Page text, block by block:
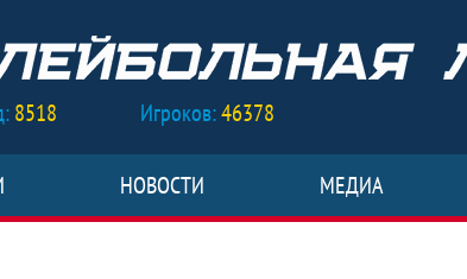
8518 Игроков:46378
НОВОСТИ МЕДИА